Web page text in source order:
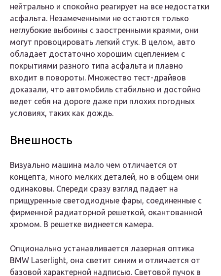
нейтрально и спокойно реагирует на все недостатки
асфальта. Незамеченными не остаются только
неглубокие выбоины с заостренными краями, они
могут провоцировать легкий стук. В целом, авто
обладает достаточно хорошим сцеплением с
покрытиями разного типа асфальта и плавно
входит в повороты. Множество тест-драйвов
доказали, что автомобиль стабильно и достойно
ведет себя на дороге даже при плохих погодных
условиях, таких как дождь.
Внешность
Визуально машина мало чем отличается от
концепта, много мелких деталей, но в общем они
одинаковы. Спереди сразу взгляд падает на
прищуренные светодиодные фары, соединенные с
фирменной радиаторной решеткой, окантованной
хромом. В решетке виднеется камера.
Опционально устанавливается лазерная оптика
BMW Laserlight, она светит синим и отличается от
базовой характерной надписью. Световой пучок в